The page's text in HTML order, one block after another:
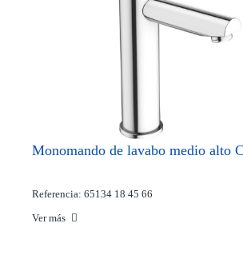
Monomando de lavabo medio alto
Referencia: 65134 18 45 66
Ver más